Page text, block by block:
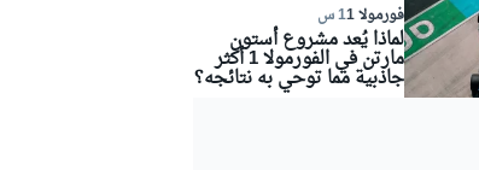
فورمولا 1 1 س
لماذا يُعد مشروع أستون
مارتن في الفورمولا 1 أكثر
جاذبية مما توحي به نتائجه؟